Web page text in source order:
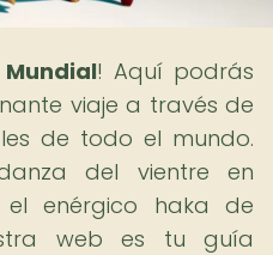
! Aquí podrás
viaje a través de
de todo el mundo.
del vientre en
el enérgico haka de
web es tu guía